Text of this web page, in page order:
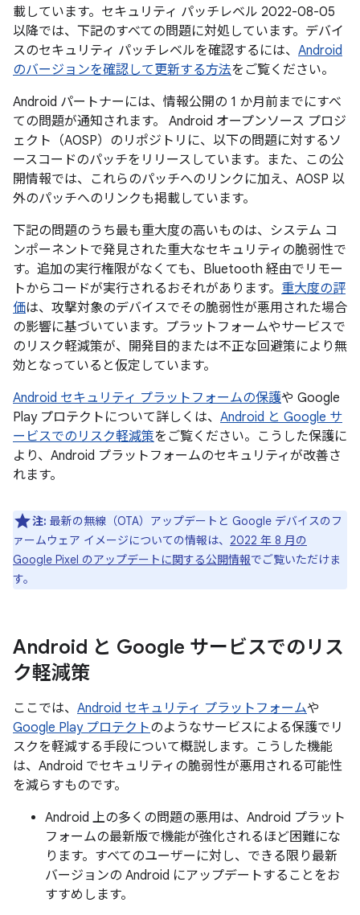
載しています。セキュリティ パッチレベル 2022-08-05
以降では、下記のすべての問題に対処しています。デバイ
スのセキュリティ パッチレベルを確認するには、 Android
のバージョンを確認して更新する方法をご覧ください。
Android パートナーには、情報公開の 1 か月前までにすべ
ての問題が通知されます。 Android オープンソース プロジ
ェクト（AOSP）のリポジトリに、以下の問題に対するソ
ースコードのパッチをリリースしています。また、この公
開情報では、これらのパッチへのリンクに加え、AOSP 以
外のパッチへのリンクも掲載しています。
下記の問題のうち最も重大度の高いものは、システム コ
ンポーネントで発見された重大なセキュリティの脆弱性で
す。追加の実行権限がなくても、Bluetooth 経由でリモー
トからコードが実行されるおそれがあります。 重大度の評
価は、攻撃対象のデバイスでその脆弱性が悪用された場合
の影響に基づいています。プラットフォームやサービスで
のリスク軽減策が、開発目的または不正な回避策により無
効となっていると仮定しています。
Android セキュリティ プラットフォームの保護や Google
Play プロテクトについて詳しくは、 Android と Google サ
ービスでのリスク軽減策をご覧ください。こうした保護に
より、Android プラットフォームのセキュリティが改善さ
れます。
注: 最新の無線（OTA）アップデートと Google デバイスのフ
ァームウェア イメージについての情報は、 2022 年 8 月の
Google Pixel のアップデートに関する公開情報でご覧いただけま
す。
Android と Google サービスでのリス
ク軽減策
ここでは、 Android セキュリティ プラットフォームや
Google Play プロテクトのようなサービスによる保護でリ
スクを軽減する手段について概説します。こうした機能
は、Android でセキュリティの脆弱性が悪用される可能性
を減らすものです。
Android 上の多くの問題の悪用は、Android プラット
フォームの最新版で機能が強化されるほど困難にな
ります。すべてのユーザーに対し、できる限り最新
バージョンの Android にアップデートすることをお
すすめします。